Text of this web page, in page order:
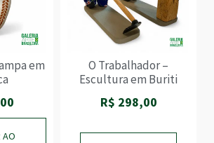
em
AO
O Trabalhador –
Escultura em Buriti
R$ 298,00